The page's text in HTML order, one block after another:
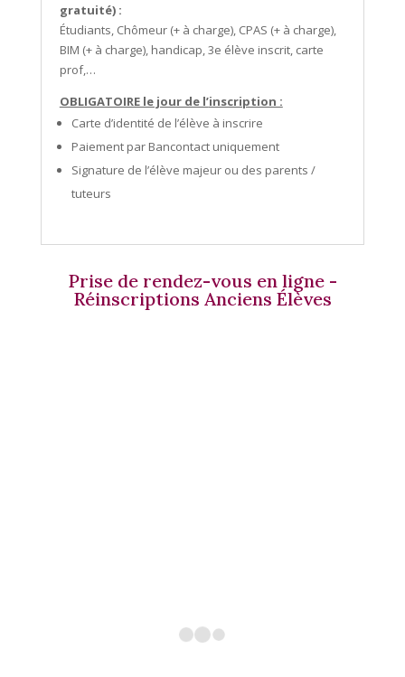
gratuité) :
Étudiants, Chômeur (+ à charge), CPAS (+ à charge),
BIM (+ à charge), handicap, 3e élève inscrit, carte
prof,…
OBLIGATOIRE le jour de l’inscription :
Carte d’identité de l’élève à inscrire
Paiement par Bancontact uniquement
Signature de l’élève majeur ou des parents /
tuteurs
Prise de rendez-vous en ligne -
Réinscriptions Anciens Élèves